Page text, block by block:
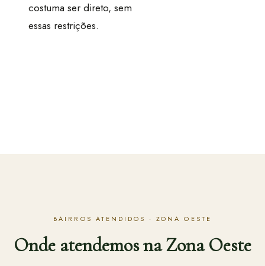
costuma ser direto, sem
essas restrições.
BAIRROS ATENDIDOS · ZONA OESTE
Onde atendemos na Zona Oeste